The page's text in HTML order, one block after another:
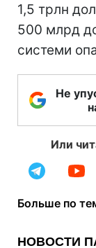
1,5 трлн
500 млрд
системи
Не
Или
Больше по